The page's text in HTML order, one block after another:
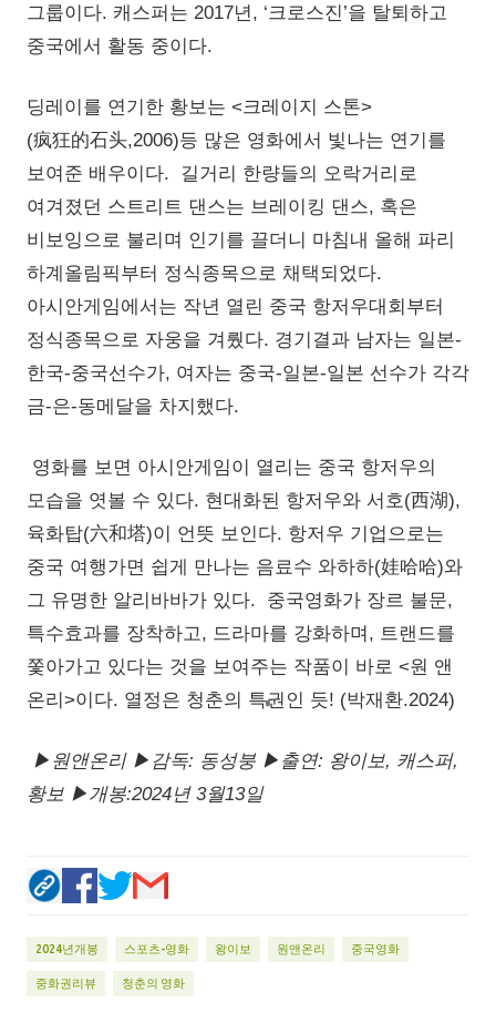
그룹이다. 캐스퍼는 2017년, ‘크로스진’을 탈퇴하고
중국에서 활동 중이다.
딩레이를 연기한 황보는 <크레이지 스톤>
(疯狂的石头,2006)등 많은 영화에서 빛나는 연기를
보여준 배우이다. 길거리 한량들의 오락거리로
여겨졌던 스트리트 댄스는 브레이킹 댄스, 혹은
비보잉으로 불리며 인기를 끌더니 마침내 올해 파리
하계올림픽부터 정식종목으로 채택되었다.
아시안게임에서는 작년 열린 중국 항저우대회부터
정식종목으로 자웅을 겨뤘다. 경기결과 남자는 일본-
한국-중국선수가, 여자는 중국-일본-일본 선수가 각각
금-은-동메달을 차지했다.
영화를 보면 아시안게임이 열리는 중국 항저우의
모습을 엿볼 수 있다. 현대화된 항저우와 서호(西湖),
육화탑(六和塔)이 언뜻 보인다. 항저우 기업으로는
중국 여행가면 쉽게 만나는 음료수 와하하(娃哈哈)와
그 유명한 알리바바가 있다. 중국영화가 장르 불문,
특수효과를 장착하고, 드라마를 강화하며, 트랜드를
쫓아가고 있다는 것을 보여주는 작품이 바로 <원 앤
온리>이다. 열정은 청춘의 특권인 듯! (박재환.2024)
▶원앤온리 ▶감독: 동성붕 ▶출연: 왕이보, 캐스퍼,
황보 ▶개봉:2024년 3월13일
2024년개봉 스포츠-영화 왕이보 원앤온리 중국영화
중화권리뷰 청춘의 영화